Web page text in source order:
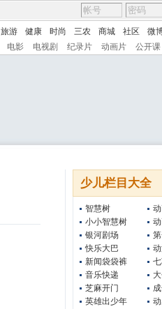
旅游 健康 时尚 三农 商城 社区 微
电影 电视剧 纪录片 动画片 公开课
少儿栏目大全
智慧树
小小智慧树
银河剧场
快乐大巴
新闻袋袋裤
音乐快递
芝麻开门
英雄出少年